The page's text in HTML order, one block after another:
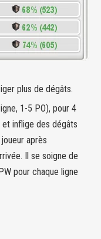
plus de dégâts.
1-5 PO), pour 4
et inflige des dégâts
après
Il se soigne de
pour chaque ligne